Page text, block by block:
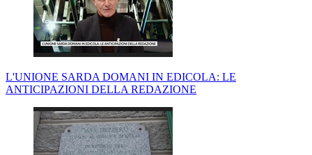
L'UNIONE SARDA DOMANI IN EDICOLA: LE
ANTICIPAZIONI DELLA REDAZIONE